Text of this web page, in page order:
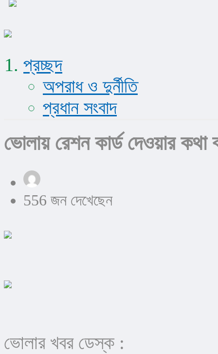
প্রচ্ছদ
অপরাধ ও দুর্নীতি
প্রধান সংবাদ
ভোলায় রেশন কার্ড দেওয়ার কথা
556 জন দেখেছেন
ভোলার খবর ডেস্ক :